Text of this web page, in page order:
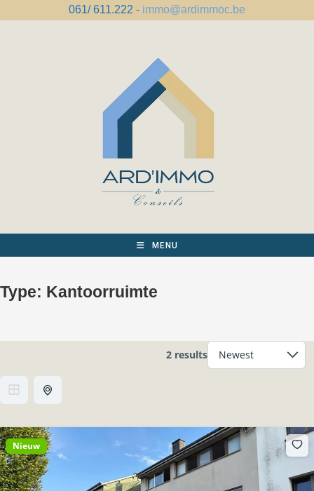
061/ 611.222 - immo@ardimmoc.be
MENU
Type: Kantoorruimte
2 results
Nieuw